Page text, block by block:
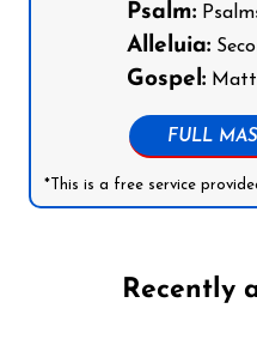
Psalm:Psalms
Alleluia:
Gospel:
FULL
*This is a free service
Recently